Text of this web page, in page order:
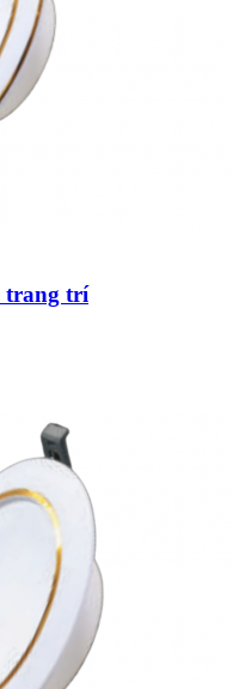
trang trí